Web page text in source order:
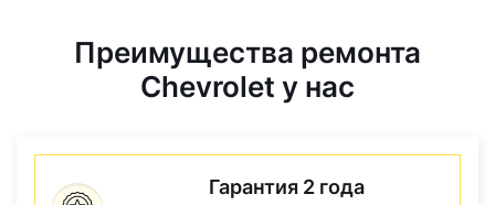
Преимущества ремонта
Chevrolet у нас
Гарантия 2 года